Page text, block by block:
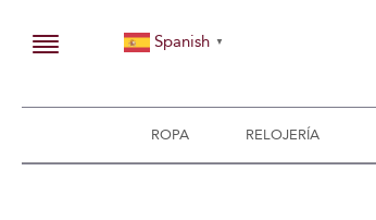
Spanish ▼
ROPA RELOJERÍA